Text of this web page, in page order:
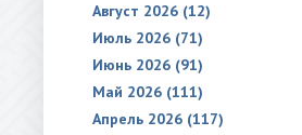
Август 2026 (12)
Июль 2026 (71)
Июнь 2026 (91)
Май 2026 (111)
Апрель 2026 (117)